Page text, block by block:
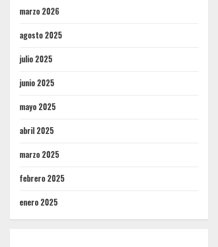
marzo 2026
agosto 2025
julio 2025
junio 2025
mayo 2025
abril 2025
marzo 2025
febrero 2025
enero 2025